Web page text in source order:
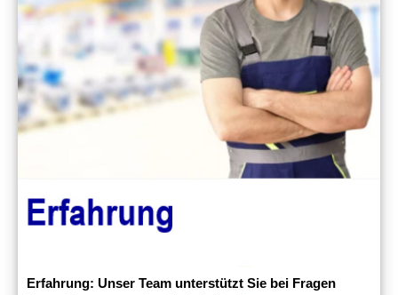
Erfahrung: Unser Team unterstützt Sie bei Fragen